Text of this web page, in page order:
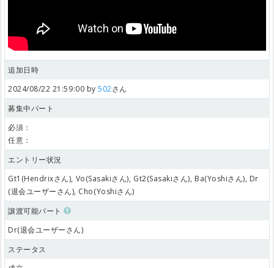
追加日時
2024/08/22 21:59:00 by502さん
募集中パート
必須：
任意：
エントリー状況
Gt1(Hendrixさん), Vo(Sasakiさん), Gt2(Sasakiさん), Ba(Yoshiさん), Dr
(退会ユーザーさん), Cho(Yoshiさん)
譲渡可能パート
Dr(退会ユーザーさん)
ステータス